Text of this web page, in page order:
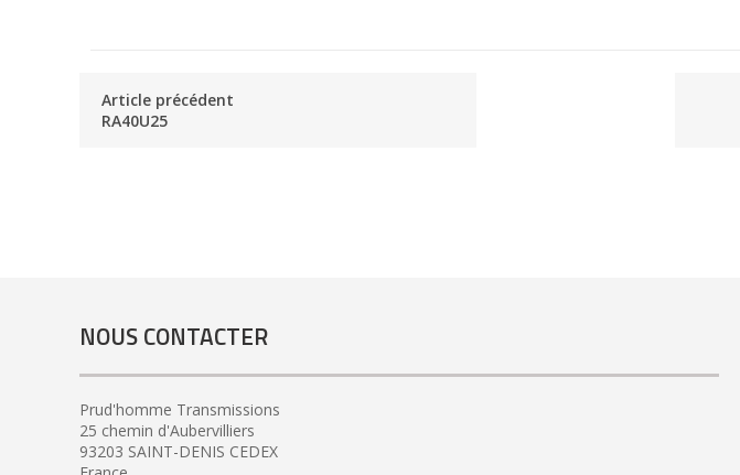
Article précédent
RA40U25
NOUS CONTACTER
Prud'homme Transmissions
25 chemin d'Aubervilliers
93203 SAINT-DENIS CEDEX